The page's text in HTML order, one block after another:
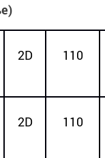
2D 110
2D 110